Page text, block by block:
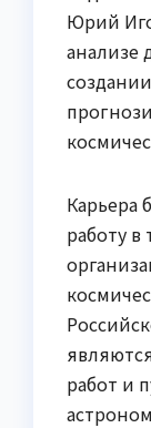
Юрий
анализе
Карьера
работу
работ и